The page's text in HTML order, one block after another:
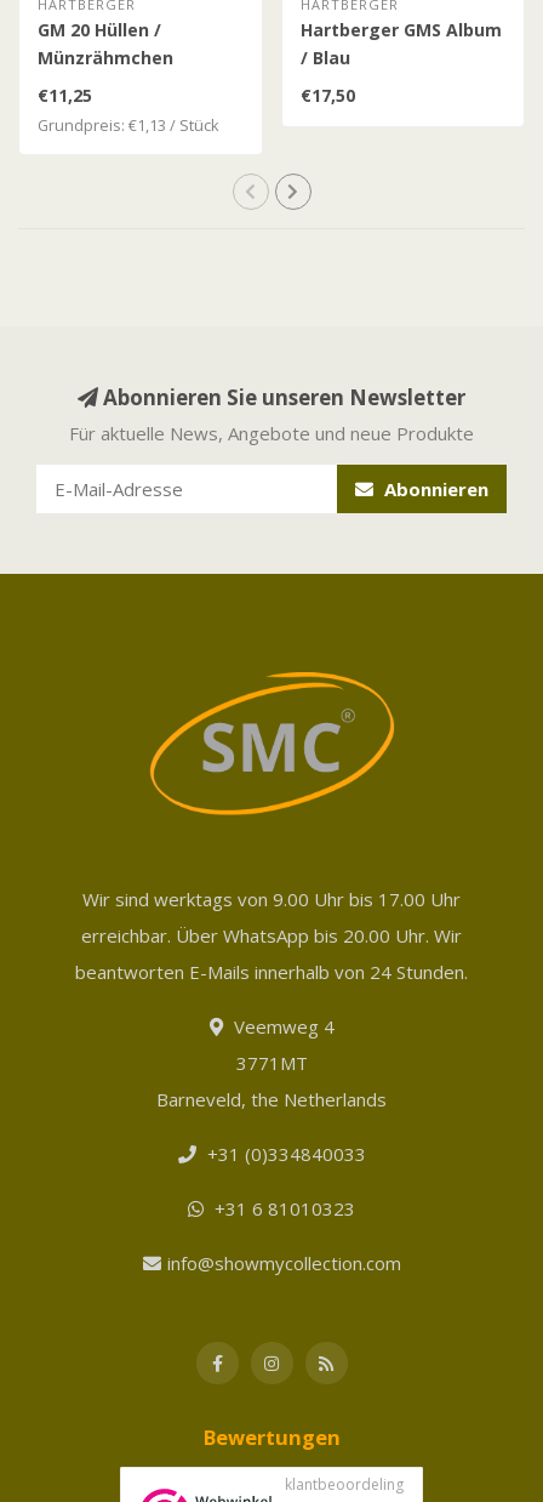
HARTBERGER
GM 20 Hüllen /
Münzrähmchen
€11,25
Grundpreis: €1,13 / Stück
HARTBERGER
Hartberger GMS Album
/ Blau
€17,50
Abonnieren Sie unseren Newsletter
Für aktuelle News, Angebote und neue Produkte
Abonnieren
Wir sind werktags von 9.00 Uhr bis 17.00 Uhr
erreichbar. Über WhatsApp bis 20.00 Uhr. Wir
beantworten E-Mails innerhalb von 24 Stunden.
Veemweg 4
3771MT
Barneveld, the Netherlands
+31 (0)334840033
+31 6 81010323
info@showmycollection.com
Bewertungen